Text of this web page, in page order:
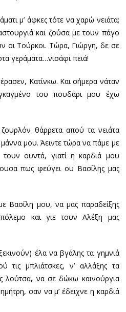
μ’ άφκες τότε να χαρώ νειάτα;
και ζούσα με τουν πάγο
οι Τούρκοι. Τώρα, Γιώργη, δε σε
γεράματα…νισάφι πειά!
Κατίνκω. Και σήμερα νάταν
του πουδάρι μου έχω
θάρρετα απού τα νειάτα
μου. Άειντε τώρα να πάμε με
ουντά, γιατί η καρδιά μου
πως φεύγει ου Βασίλης μας
Βασίλη μου, να μας παραδείξης
και γιε τουν Αλέξη μας
έλα να βγάλης τα γημνιά
μπλιάτσκες, ν’ αλλάξης τα
λούτσα, να σε δώκω καινούργια
σαν να μ’ έδειχνε η καρδιά